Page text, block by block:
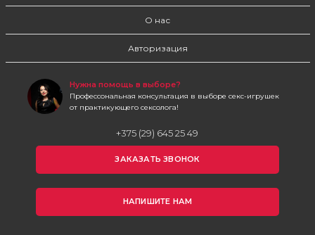
О нас
Авторизация
Нужна помощь в выборе?
Профессональная консультация в выборе секс-игрушек
от практикующего сексолога!
+375 (29) 645 25 49
ЗАКАЗАТЬ ЗВОНОК
НАПИШИТЕ НАМ